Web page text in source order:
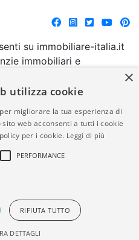
su immobiliare-italia.it
immobiliari e
l'avallo da parte di
immobiliare-italia.it
veridicità, della
della normativa in
altro aspetto dei
Powered by
Gestionale Immobiliare
GestionaleRe.it
×
utilizza cookie
migliorare la tua esperienza di
web acconsenti a tutti i cookie
per i cookie. Leggi di più
PERFORMANCE
RIFIUTA TUTTO
DETTAGLI